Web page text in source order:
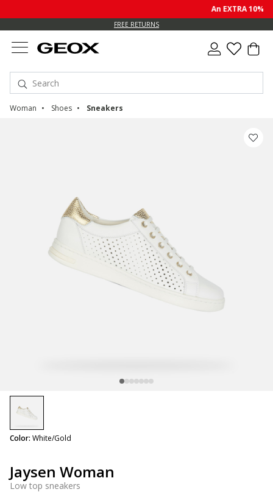
An EXTRA 10% off
FREE RETURNS
Woman Shoes Sneakers
Jaysen Woman
Low top sneakers
Color: White/Gold
selected